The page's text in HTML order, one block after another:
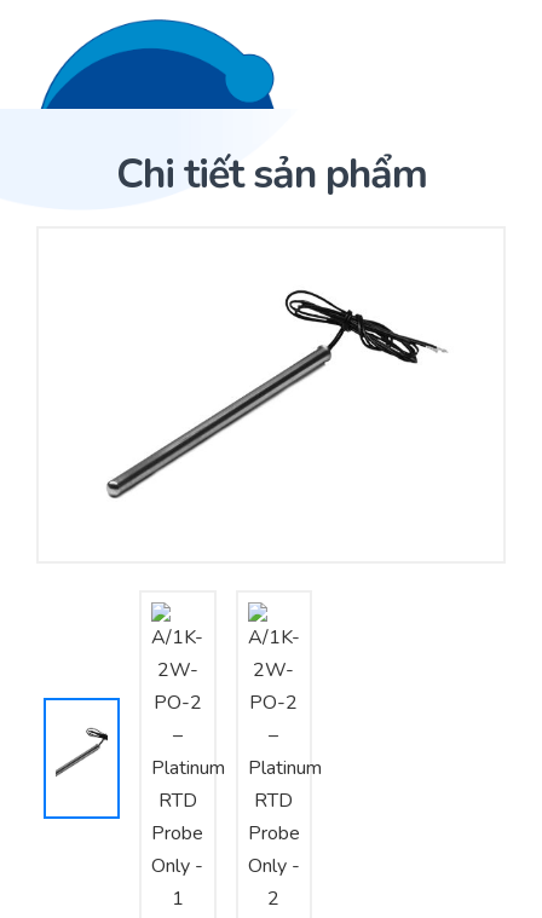
Trang Chủ
Nhà phân phối cảm biến
Nhà sản xuất thiết bị điều khiển
Cung cấp giải pháp quản lý cho toà nhà (BMS)
Tư vấn – Thiết kế – Cung cấp thiết bị HVAC
Tư vấn thiết kế, thi công tủ điều khiển
Thi công – Lắp đặt hệ thống HVAC
Chi tiết sản phẩm